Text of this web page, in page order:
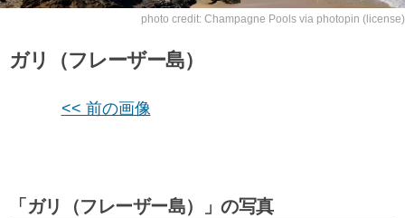
photo credit: Champagne Pools via photopin (license)
ガリ（フレーザー島）
<< 前の画像
「ガリ（フレーザー島）」の写真